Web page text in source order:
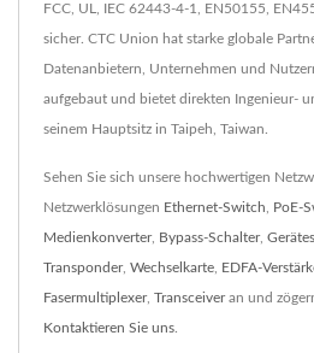
FCC, UL, IEC 62443-4-1, EN50155,
sicher. CTC Union hat starke globale
Datenanbietern, Unternehmen und
aufgebaut und bietet direkten Ingenieur-
seinem Hauptsitz in Taipeh, Taiwan.
Sehen Sie sich unsere hochwertigen
Netzwerklösungen Ethernet-Switch PoE-
Medienkonverter, Bypass-Schalter,
Transponder, Wechselkarte EDFA-
Fasermultiplexer, Transceiveran und
Kontaktieren Sie uns